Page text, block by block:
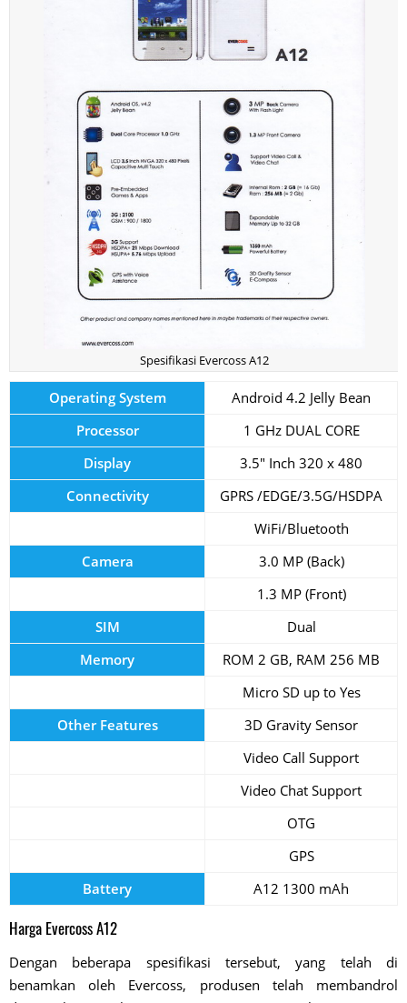
Spesifikasi Evercoss A12
Operating System
Android 4.2 Jelly Bean
Processor
1 GHz DUAL CORE
Display
3.5″ Inch 320 x 480
Connectivity
GPRS /EDGE/3.5G/HSDPA
WiFi/Bluetooth
Camera
3.0 MP (Back)
1.3 MP (Front)
SIM
Dual
Memory
ROM 2 GB, RAM 256 MB
Micro SD up to Yes
Other Features
3D Gravity Sensor
Video Call Support
Video Chat Support
OTG
GPS
Battery
A12 1300 mAh
Harga Evercoss A12
Dengan beberapa spesifikasi tersebut, yang telah di
benamkan oleh Evercoss, produsen telah membandrol